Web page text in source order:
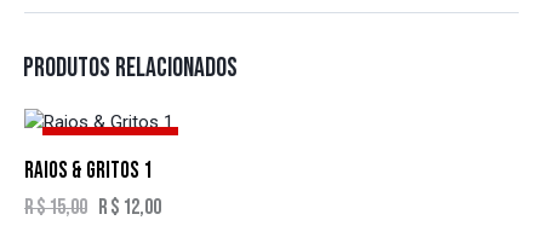
PRODUTOS RELACIONADOS
RAIOS & GRITOS 1
R$15,00 O
R$ 12,00